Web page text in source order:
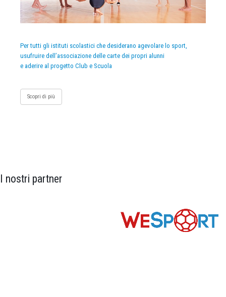
Per tutti gli istituti scolastici che desiderano agevolare lo sport,
usufruire dell’associazione delle carte dei propri alunni
e aderire al progetto Club e Scuola
Scopri di più
I nostri partner